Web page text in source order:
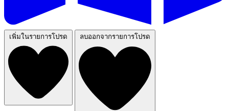
เพิ่มในรายการโปรด ลบออกจากรายการโปรด